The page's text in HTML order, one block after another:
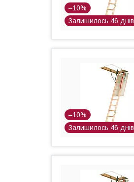
–10%
Залишилось 46 днів
–10%
Залишилось 46 днів